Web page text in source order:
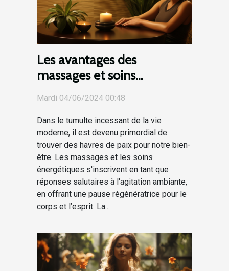
Les avantages des
massages et soins
énergétiques pour améliorer
votre bien-être quotidien
Mardi 04/06/2024 00:48
Dans le tumulte incessant de la vie
moderne, il est devenu primordial de
trouver des havres de paix pour notre bien-
être. Les massages et les soins
énergétiques s'inscrivent en tant que
réponses salutaires à l'agitation ambiante,
en offrant une pause régénératrice pour le
corps et l’esprit. La...